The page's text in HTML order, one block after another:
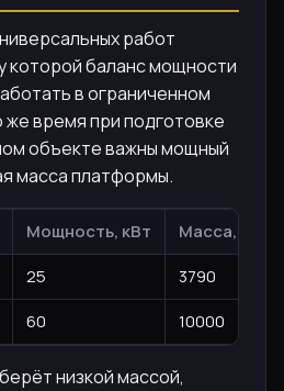
работ
которой баланс мощности
в ограниченном
же время при подготовке
объекте важны мощный
масса платформы.
Мощность, кВт
Масса, кг
25
3790
60 10000
низкой массой,